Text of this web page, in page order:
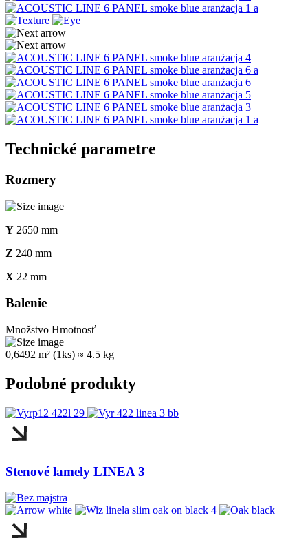
Technické parametre
Rozmery
Y 2650 mm
Z 240 mm
X 22 mm
Balenie
Množstvo Hmotnosť
0,6492 m² (1ks) ≈ 4.5 kg
Podobné produkty
Stenové lamely LINEA 3